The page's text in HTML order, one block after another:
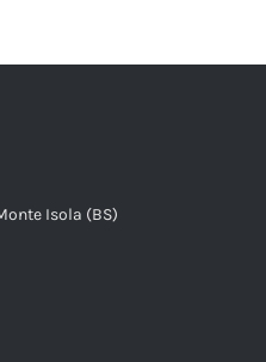
Isola (BS)